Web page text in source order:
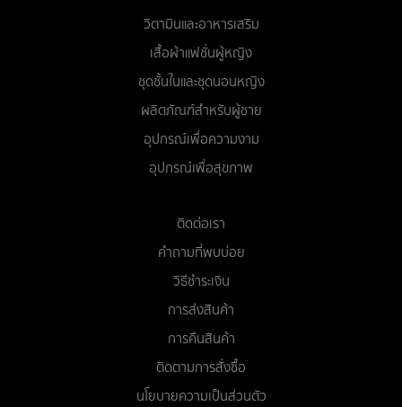
วิตามินและอาหารเสริม
เสื้อผ้าแฟชั่นผู้หญิง
ชุดชั้นในและชุดนอนหญิง
ผลิตภัณฑ์สำหรับผู้ชาย
อุปกรณ์เพื่อความงาม
อุปกรณ์เพื่อสุขภาพ
ติดต่อเรา
คำถามที่พบบ่อย
วิธีชำระเงิน
การส่งสินค้า
การคืนสินค้า
ติดตามการสั่งซื้อ
นโยบายความเป็นส่วนตัว